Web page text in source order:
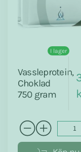
I lager
Vassleprotein,
Choklad
750 gram